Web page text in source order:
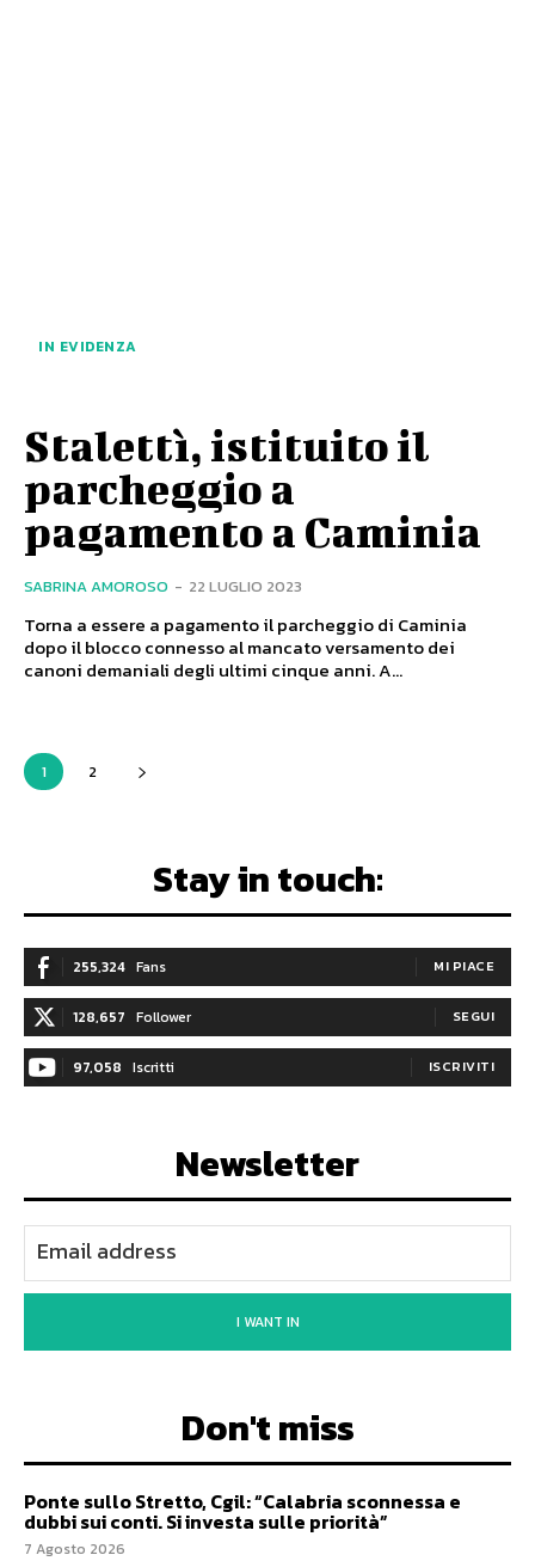
IN EVIDENZA
Stalettì, istituito il
parcheggio a
pagamento a Caminia
SABRINA AMOROSO - 22 LUGLIO 2023
Torna a essere a pagamento il parcheggio di Caminia
dopo il blocco connesso al mancato versamento dei
canoni demaniali degli ultimi cinque anni. A...
1 2
Stay in touch:
255,324 Fans MI PIACE
128,657 Follower SEGUI
97,058 Iscritti ISCRIVITI
Newsletter
I WANT IN
Don't miss
Ponte sullo Stretto, Cgil: “Calabria sconnessa e
dubbi sui conti. Si investa sulle priorità”
7 Agosto 2026